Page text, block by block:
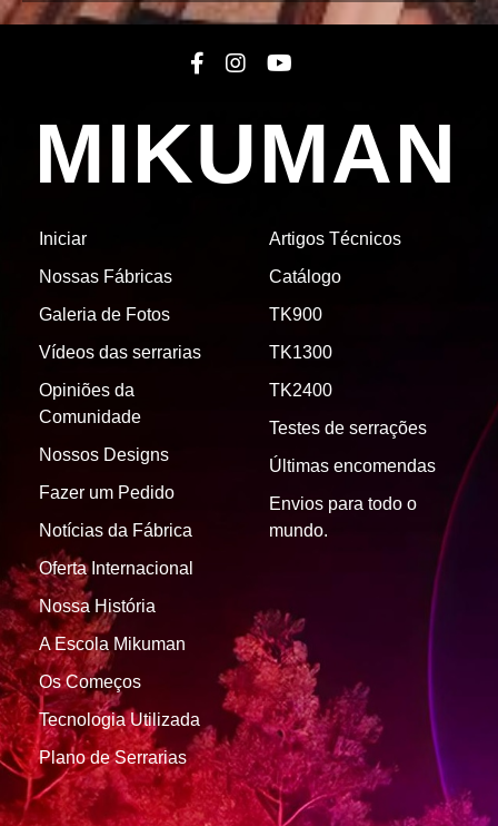
MIKUMAN
Iniciar
Nossas Fábricas
Galeria de Fotos
Vídeos das serrarias
Opiniões da
Comunidade
Nossos Designs
Fazer um Pedido
Notícias da Fábrica
Artigos Técnicos
Catálogo
TK900
TK1300
TK2400
Testes de serrações
Últimas encomendas
Envios para todo o
mundo.
Oferta Internacional
Nossa História
A Escola Mikuman
Os Começos
Tecnologia Utilizada
Plano de Serrarias